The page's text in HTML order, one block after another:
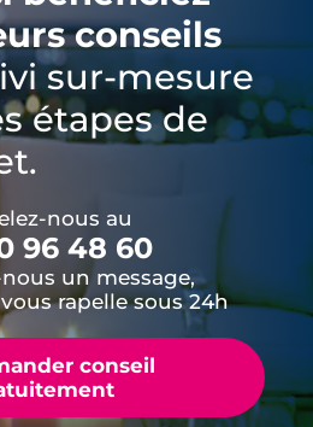
conseils
sur-mesure
étapes de
nous au
96 48 60
un message,
rapelle sous 24h
conseil